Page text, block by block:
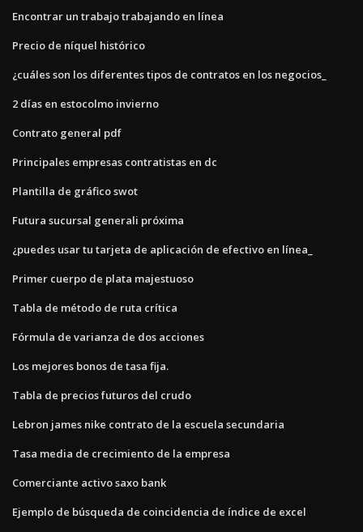
Encontrar un trabajo trabajando en línea
Precio de níquel histórico
¿cuáles son los diferentes tipos de contratos en los negocios_
2 días en estocolmo invierno
Contrato general pdf
Principales empresas contratistas en dc
Plantilla de gráfico swot
Futura sucursal generali próxima
¿puedes usar tu tarjeta de aplicación de efectivo en línea_
Primer cuerpo de plata majestuoso
Tabla de método de ruta crítica
Fórmula de varianza de dos acciones
Los mejores bonos de tasa fija.
Tabla de precios futuros del crudo
Lebron james nike contrato de la escuela secundaria
Tasa media de crecimiento de la empresa
Comerciante activo saxo bank
Ejemplo de búsqueda de coincidencia de índice de excel